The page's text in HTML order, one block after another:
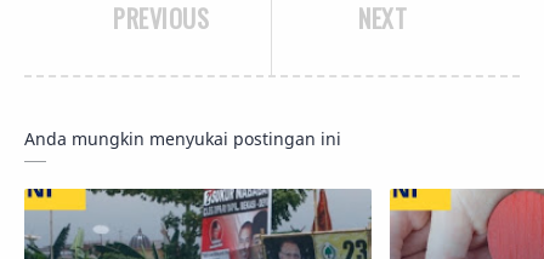
NEXT
PREVIOUS
Anda mungkin menyukai postingan ini